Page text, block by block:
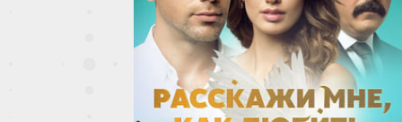
62 серия
63 серия
66 серия
67 серия